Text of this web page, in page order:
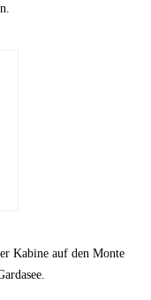
Kabine auf den Monte